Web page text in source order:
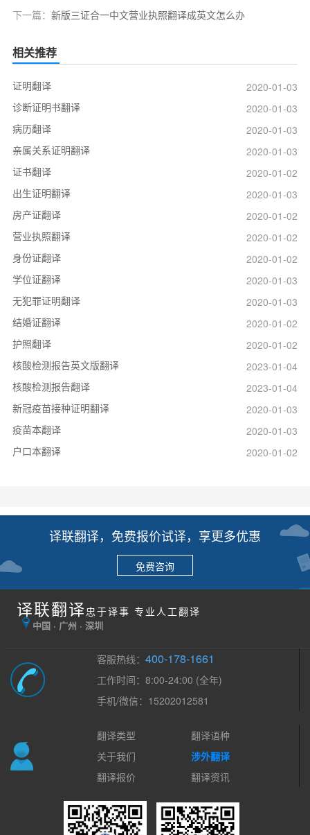
下一篇： 新版三证合一中文营业执照翻译成英文怎么办
相关推荐
证明翻译
2020-01-03
诊断证明书翻译
2020-01-03
病历翻译
2020-01-03
亲属关系证明翻译
2020-01-03
证书翻译
2020-01-02
出生证明翻译
2020-01-03
房产证翻译
2020-01-02
营业执照翻译
2020-01-02
身份证翻译
2020-01-02
学位证翻译
2020-01-03
无犯罪证明翻译
2020-01-03
结婚证翻译
2020-01-02
护照翻译
2020-01-02
核酸检测报告英文版翻译
2023-01-04
核酸检测报告翻译
2023-01-04
新冠疫苗接种证明翻译
2020-01-03
疫苗本翻译
2020-01-03
户口本翻译
2020-01-02
译联翻译，免费报价试译，享更多优惠
免费咨询
译联翻译 忠于译事 专业人工翻译
中国 · 广州 · 深圳
客服热线：400-178-1661
工作时间：8:00-24:00 (全年)
手机/微信：15202012581
翻译类型
翻译语种
关于我们
涉外翻译
翻译报价
翻译资讯